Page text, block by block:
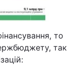
то
так